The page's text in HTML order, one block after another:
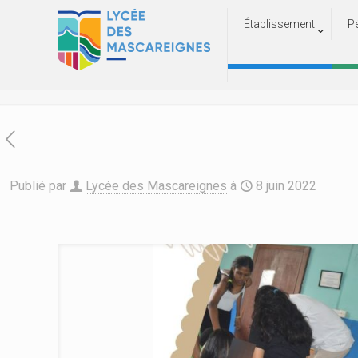
Établissement
7 élèves en 1ère STMG en
Accueil Actualités
Publié par Lycée des Mascareignes à 8 juin 2022